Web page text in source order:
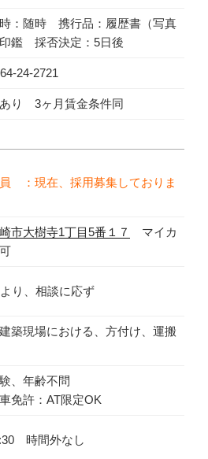
：随時 携行品：履歴書（写真
鑑 採否決定：5日後
24-2721
り 3ヶ月賃金条件同
：現在、採用募集しておりま
市大樹寺1丁目5番１７
マイカ
り、相談に応ず
築現場における、方付け、運搬
、年齢不問
免許：AT限定OK
時間外なし